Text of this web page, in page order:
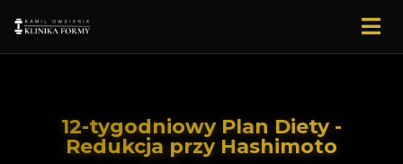
12-tygodniowy Plan Diety -
Redukcja przy Hashimoto